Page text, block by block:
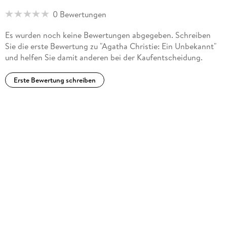
0 Bewertungen
Es wurden noch keine Bewertungen abgegeben. Schreiben
Sie die erste Bewertung zu "Agatha Christie: Ein Unbekannt"
und helfen Sie damit anderen bei der Kaufentscheidung.
Erste Bewertung schreiben